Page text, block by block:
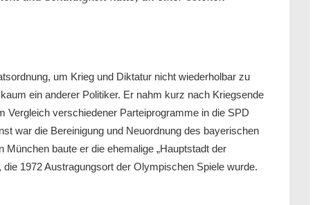
um Krieg und Diktatur nicht wiederholbar zu
ein anderer Politiker. Er nahm kurz nach Kriegsende
Vergleich verschiedener Parteiprogramme in die SPD
war die Bereinigung und Neuordnung des bayerischen
baute er die ehemalige „Hauptstadt der
1972 Austragungsort der Olympischen Spiele wurde.